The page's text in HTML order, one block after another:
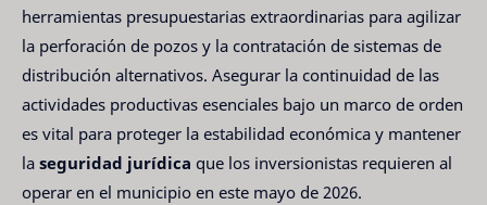
herramientas presupuestarias extraordinarias para agilizar
la perforación de pozos y la contratación de sistemas de
distribución alternativos. Asegurar la continuidad de las
actividades productivas esenciales bajo un marco de orden
es vital para proteger la estabilidad económica y mantener
la seguridad jurídica que los inversionistas requieren al
operar en el municipio en este mayo de 2026.